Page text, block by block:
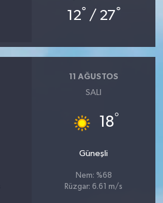
12° / 27°
11 AĞUSTOS
SALI
18°
Güneşli
Nem: %68
Rüzgar: 6.61 m/s